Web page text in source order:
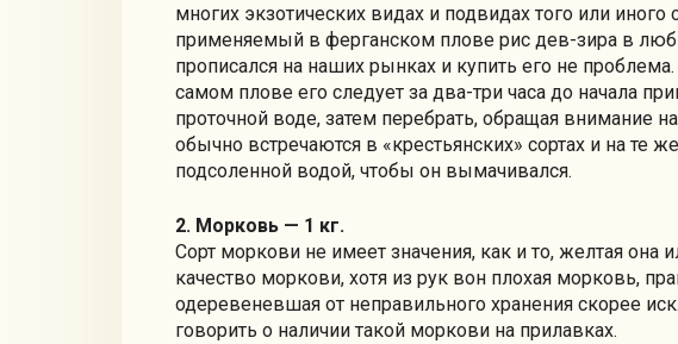
многих экзотических видах и подвидах того или иного
применяемый в ферганском плове рис дев-зира в
прописался на наших рынках и купить его не
самом плове его следует за два-три часа до начала
проточной воде, затем перебрать, обращая внимание
обычно встречаются в «крестьянских» сортах и на те
подсоленной водой, чтобы он вымачивался.
2. Морковь — 1 кг.
Сорт моркови не имеет значения, как и то, желтая она
качество моркови, хотя из рук вон плохая морковь,
одеревеневшая от неправильного хранения скорее
говорить о наличии такой моркови на прилавках.